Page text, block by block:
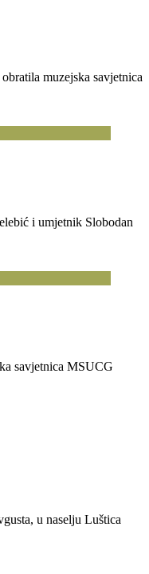
muzejska savjetnica
i umjetnik Slobodan
savjetnica MSUCG
u naselju Luštica